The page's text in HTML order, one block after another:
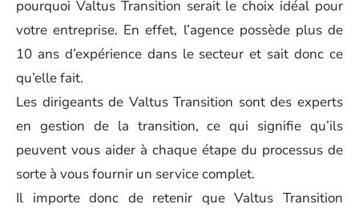
pourquoi Valtus Transition serait le choix idéal pour
votre entreprise. En effet, l’agence possède plus de
10 ans d’expérience dans le secteur et sait donc ce
qu’elle fait.
Les dirigeants de Valtus Transition sont des experts
en gestion de la transition, ce qui signifie qu’ils
peuvent vous aider à chaque étape du processus de
sorte à vous fournir un service complet.
Il importe donc de retenir que Valtus Transition